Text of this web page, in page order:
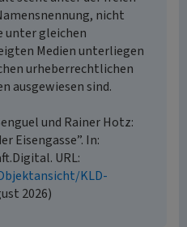
nicht
unter gleichen
Medien unterliegen
urheberrechtlichen
ausgewiesen sind.
und Rainer Hotz:
Eisengasse”. In:
URL:
KLD-
2026)